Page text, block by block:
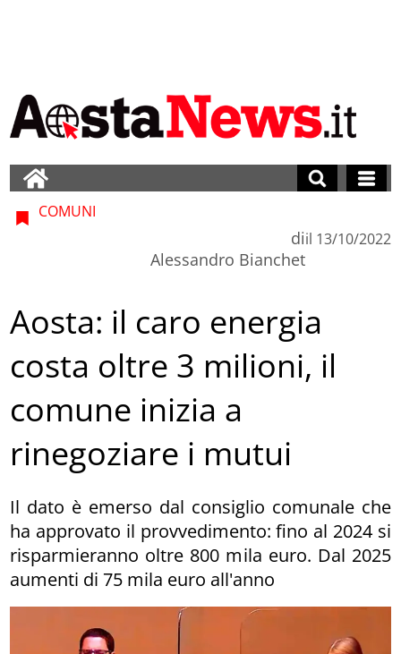
COMUNI
di
Alessandro Bianchet
il 13/10/2022
Aosta: il caro energia
costa oltre 3 milioni, il
comune inizia a
rinegoziare i mutui
Il dato è emerso dal consiglio comunale che
ha approvato il provvedimento: fino al 2024 si
risparmieranno oltre 800 mila euro. Dal 2025
aumenti di 75 mila euro all'anno